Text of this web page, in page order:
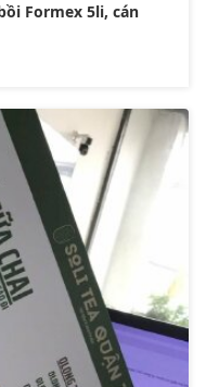
Formex 5li, cán